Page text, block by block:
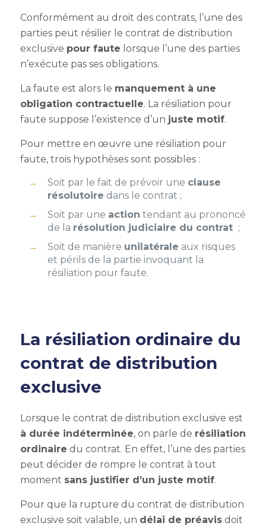
Conformément au droit des contrats, l’une des
parties peut résilier le contrat de distribution
exclusive pour faute lorsque l’une des parties
n’exécute pas ses obligations.
La faute est alors le manquement à une
obligation contractuelle. La résiliation pour
faute suppose l’existence d’un juste motif.
Pour mettre en œuvre une résiliation pour
faute, trois hypothèses sont possibles :
Soit par le fait de prévoir une clause
résolutoire dans le contrat ;
Soit par une action tendant au prononcé
de la résolution judiciaire du contrat ;
Soit de manière unilatérale aux risques
et périls de la partie invoquant la
résiliation pour faute.
La résiliation ordinaire du
contrat de distribution
exclusive
Lorsque le contrat de distribution exclusive est
à durée indéterminée, on parle de résiliation
ordinaire du contrat. En effet, l’une des parties
peut décider de rompre le contrat à tout
moment sans justifier d’un juste motif.
Pour que la rupture du contrat de distribution
exclusive soit valable, un délai de préavisdoit